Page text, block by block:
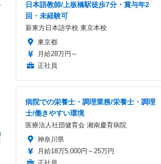
日本語教師/上板橋駅徒歩7分・賞与年2
回・未経験可
新東方日本語学校 東京本校
東京都
月給28万円～
正社員
病院での栄養士・調理業務/栄養士・調理
士/働きやすい環境
医療法人社団健育会 湘南慶育病院
神奈川県
月給18万5,000円～25万円